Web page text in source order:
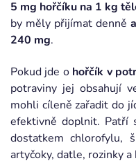
5 mg hořčíku na 1 kg
by měly přijímat denně
240 mg.
Pokud jde o hořčík v
potraviny jej obsahují
mohli cíleně zařadit do
efektivně doplnit. Patří
dostatkem chlorofylu,
artyčoky, datle, rozinky a